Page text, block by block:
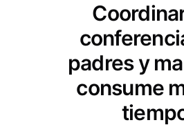
padres y
consume